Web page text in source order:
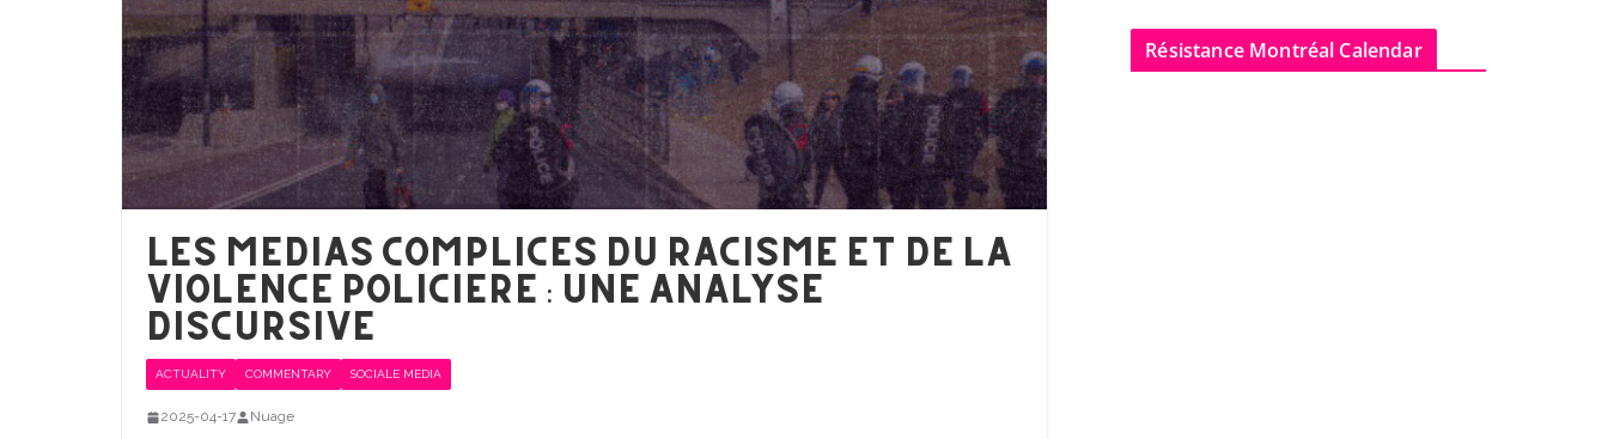
Les médias complices du racisme et de la
violence policière : Une analyse
discursive
ACTUALITY COMMENTARY SOCIALE MEDIA
2025-04-17 Nuage
Résistance Montréal Calendar